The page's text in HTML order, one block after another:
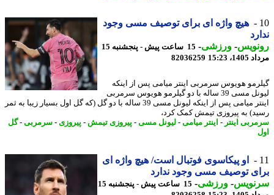
هیچ واژه ای برای توصیف مسی وجود
-ورزشی-
15 ساعت پیش - پنجشنبه 15
15:23
82036259
هویوس سرمربی اینتر میامی پس از اینکه
لیونل مسی 39 ساله با دو گیلرمو هویوس سرمربی
اینتر میامی پس از اینکه لیونل مسی 39 ساله با دو گل (که گل اول بسیار زیبا به ثمر
به پیروزی تیمش کمک کرد،
اینتر -اینتر میامی-لیونل مسی-پیروزی تیمش-پیروزی - سرمربی- گل
او پیکاسوی فوتبال است/ هیچ واژه ای
توصیف مسی وجود ندارد
-ورزشی-
15 ساعت پیش - پنجشنبه 15